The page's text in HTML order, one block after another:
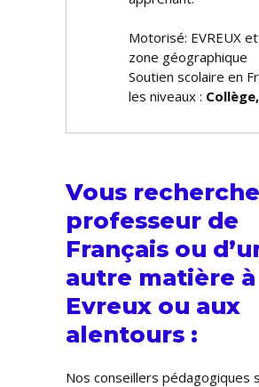
Motorisé: EVREUX
zone géographique
Soutien scolaire en
les niveaux :
Vous
professeur de
Français ou
autre matière à
Evreux ou aux
alentours :
Nos conseillers pédagogiques